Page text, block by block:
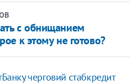
с обнищанием
к этому не готово?
черговий стабкредит